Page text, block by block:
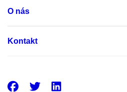
O nás
Kontakt
Facebook
Twitter